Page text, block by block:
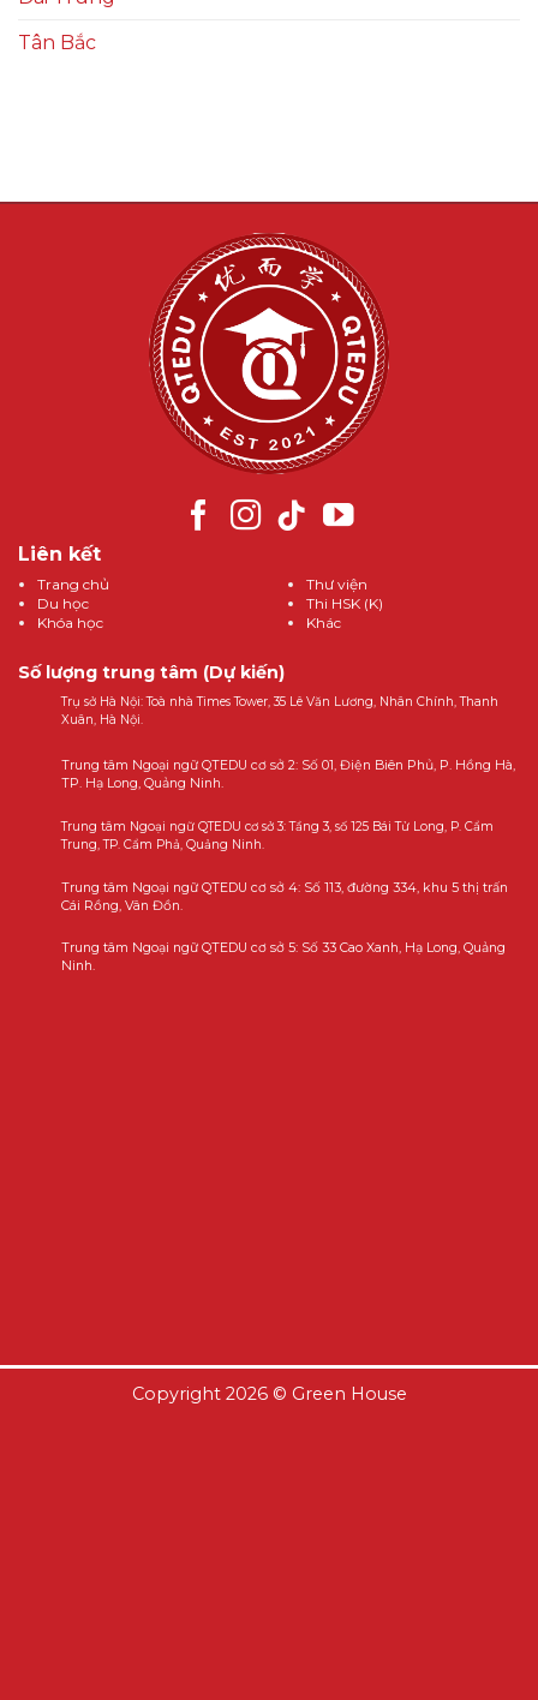
Tân Bắc
Liên kết
Trang chủ
Du học
Khóa học
Thư viện
Thi HSK (K)
Khác
Số lượng trung tâm (Dự kiến)
Trụ sở Hà Nội: Toà nhà Times Tower, 35 Lê Văn Lương, Nhân Chính, Thanh
Xuân, Hà Nội.
Trung tâm Ngoại ngữ QTEDU cơ sở 2: Số 01, Điện Biên Phủ, P. Hồng Hà,
TP. Hạ Long, Quảng Ninh.
Trung tâm Ngoại ngữ QTEDU cơ sở 3: Tầng 3, số 125 Bái Tử Long, P. Cẩm
Trung, TP. Cẩm Phả, Quảng Ninh.
Trung tâm Ngoại ngữ QTEDU cơ sở 4: Số 113, đường 334, khu 5 thị trấn
Cái Rồng, Vân Đồn.
Trung tâm Ngoại ngữ QTEDU cơ sở 5: Số 33 Cao Xanh, Hạ Long, Quảng
Ninh.
Copyright 2026 © Green House